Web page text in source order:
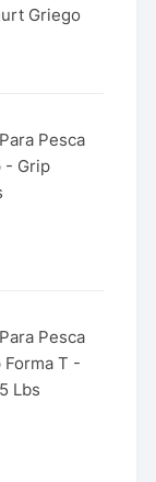
Griego
Pesca
- Grip
Pesca
T -
Lbs